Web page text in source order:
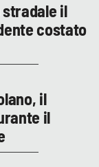
il
costato
il
il